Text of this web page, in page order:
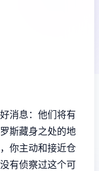
消息：他们将有
斯藏身之处的地
你主动和接近仓
有侦察过这个可